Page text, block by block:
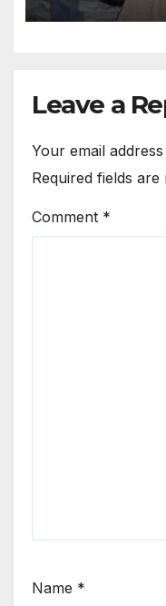
Brother
Reasons
Leave a
Your email
Required fields are
Comment *
Name *